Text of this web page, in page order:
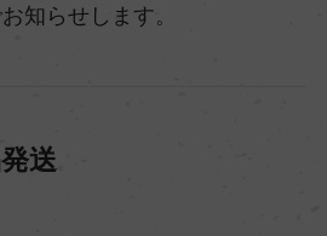
知らせします。
送